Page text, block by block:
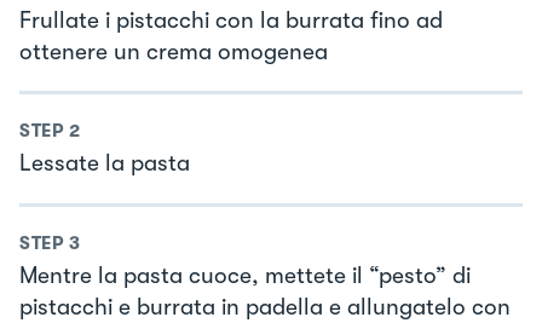
Frullate i pistacchi con la burrata fino ad
ottenere un crema omogenea
STEP 2
Lessate la pasta
STEP 3
Mentre la pasta cuoce, mettete il “pesto” di
pistacchi e burrata in padella e allungatelo con